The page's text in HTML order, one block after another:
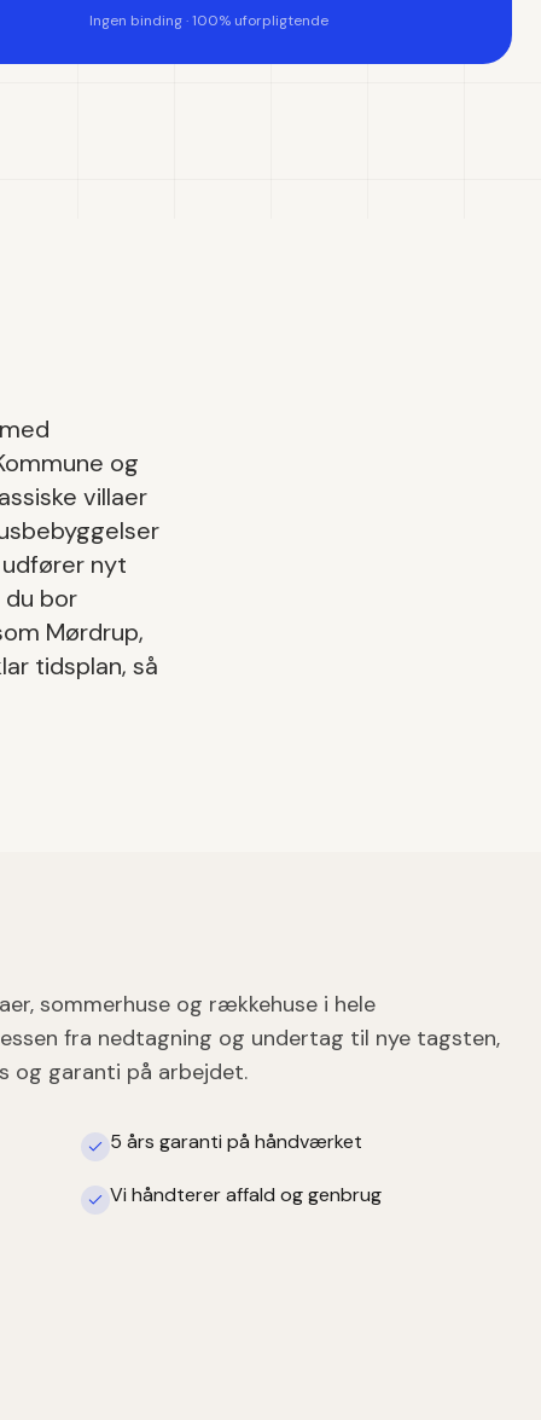
Ingen binding · 100% uforpligtende
og
villaer
nyt
du bor
Mørdrup,
tidsplan, så
sommerhuse og rækkehuse i hele
fra nedtagning og undertag til nye tagsten,
og garanti på arbejdet.
5 års garanti på håndværket
Vi håndterer affald og genbrug